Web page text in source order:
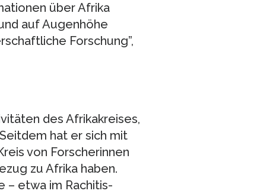
über Afrika
auf Augenhöhe
Forschung”,
des Afrikakreises,
hat er sich mit
von Forscherinnen
zu Afrika haben.
– etwa im Rachitis-